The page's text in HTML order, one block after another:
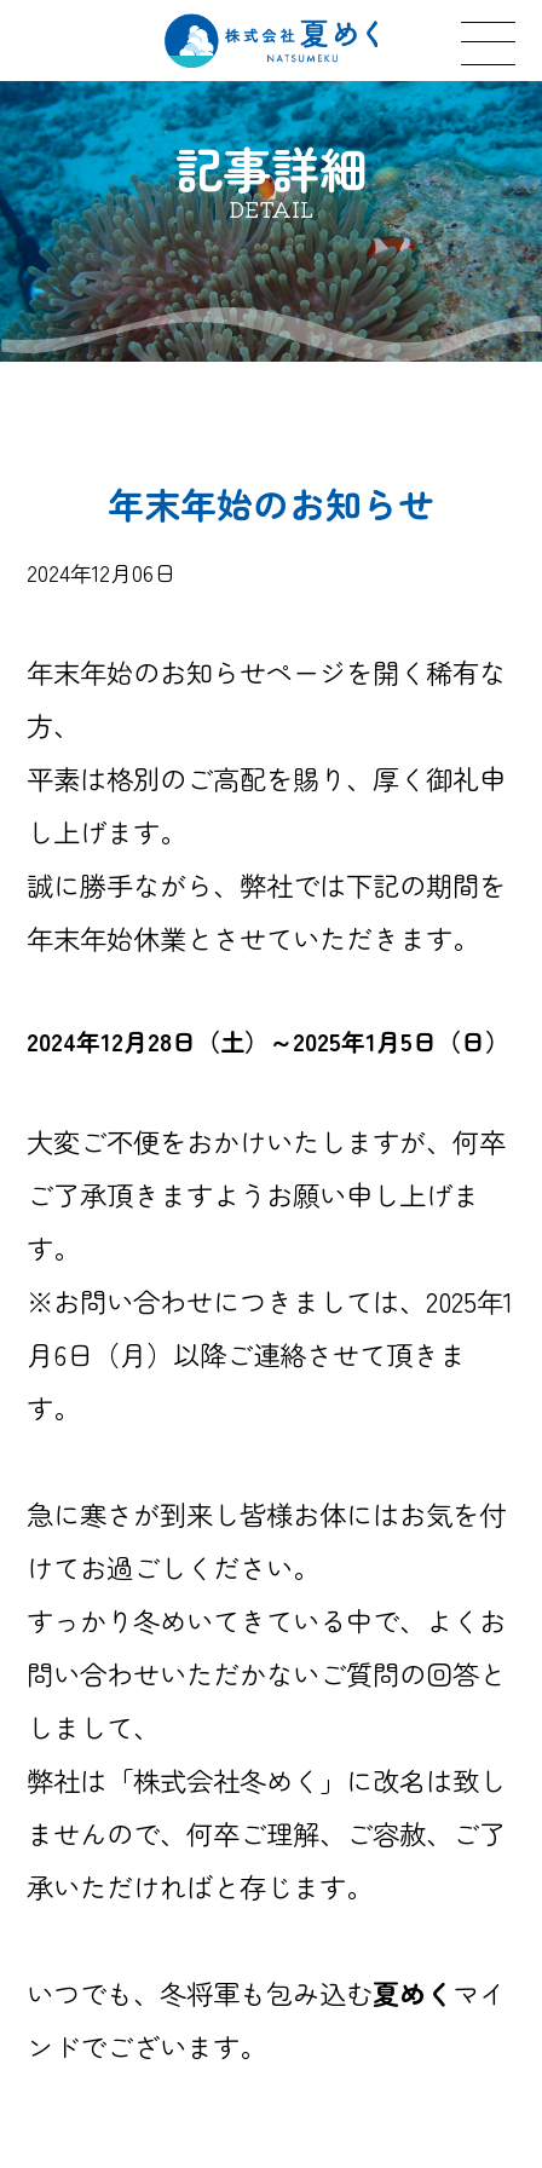
記事詳細
DETAIL
年末年始のお知らせ
2024年12月06日
年末年始のお知らせページを開く稀有な
方、
平素は格別のご高配を賜り、厚く御礼申
し上げます。
誠に勝手ながら、弊社では下記の期間を
年末年始休業とさせていただきます。
2024年12月28日（土）～2025年1月5日（日）
大変ご不便をおかけいたしますが、何卒
ご了承頂きますようお願い申し上げま
す。
※お問い合わせにつきましては、2025年1
月6日（月）以降ご連絡させて頂きま
す。
急に寒さが到来し皆様お体にはお気を付
けてお過ごしください。
すっかり冬めいてきている中で、よくお
問い合わせいただかないご質問の回答と
しまして、
弊社は「株式会社冬めく」に改名は致し
ませんので、何卒ご理解、ご容赦、ご了
承いただければと存じます。
いつでも、冬将軍も包み込む夏めく マイ
ンドでございます。